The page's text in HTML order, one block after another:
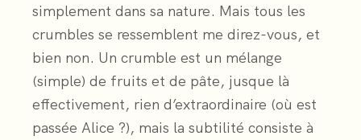
simplement dans sa nature. Mais tous les
crumbles se ressemblent me direz-vous, et
bien non. Un crumble est un mélange
(simple) de fruits et de pâte, jusque là
effectivement, rien d’extraordinaire (où est
passée Alice ?), mais la subtilité consiste à